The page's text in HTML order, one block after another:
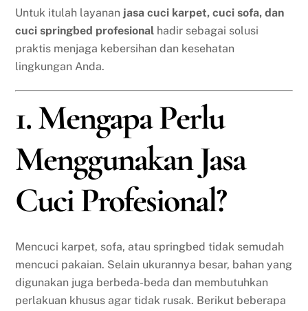
Untuk itulah layanan jasa cuci karpet, cuci sofa, dan
cuci springbed profesional hadir sebagai solusi
praktis menjaga kebersihan dan kesehatan
lingkungan Anda.
1. Mengapa Perlu
Menggunakan Jasa
Cuci Profesional?
Mencuci karpet, sofa, atau springbed tidak semudah
mencuci pakaian. Selain ukurannya besar, bahan yang
digunakan juga berbeda-beda dan membutuhkan
perlakuan khusus agar tidak rusak. Berikut beberapa